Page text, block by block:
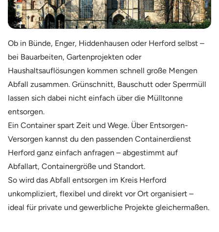
Ob in Bünde, Enger, Hiddenhausen oder Herford selbst –
bei Bauarbeiten, Gartenprojekten oder
Haushaltsauflösungen kommen schnell große Mengen
Abfall zusammen. Grünschnitt, Bauschutt oder Sperrmüll
lassen sich dabei nicht einfach über die Mülltonne
entsorgen.
Ein Container spart Zeit und Wege. Über Entsorgen-
Versorgen kannst du den passenden Containerdienst
Herford ganz einfach anfragen – abgestimmt auf
Abfallart, Containergröße und Standort.
So wird das Abfall entsorgen im Kreis Herford
unkompliziert, flexibel und direkt vor Ort organisiert –
ideal für private und gewerbliche Projekte gleichermaßen.